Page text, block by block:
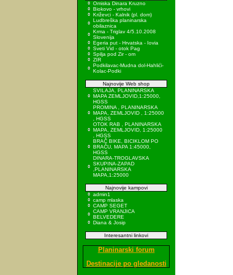
Omiska Dinara Kruzno
Biokovo - vrhovi
Križevci - Kalnik (pl. dom)
Ludbreška planinarska
obilaznica
Krma - Triglav 4/5.10.2008
Slovenija
Egeria put - Hrvatska - Iovia
Sveti Vid - otok Pag
Spilja pod Zir - om
ZIR
Podkilavac-Mudna dol-Hahlići-
Kolac-Podki
Najnovije Web shop
SVILAJA, PLANINARSKA
MAPA ZEMLJOVID,1:25000,
HGSS
PROMINA , PLANINARSKA
MAPA, ZEMLJOVID , 1:25000
, HGSS
OTOK RAB , PLANINARSKA
MAPA, ZEMLJOVID, 1:25000
, HGSS
BRAČ BIKE, BICIKLOM PO
BRAČU, MAPA 1:45000,
HGSS
DINARA-TROGLAVSKA
SKUPINA-ZAPAD
,PLANINARSKA
MAPA,1:25000
Najnovije kampovi
admin1
camp mlaska
CAMP SEGET
CAMP VRANJICA
BELVEDERE
Diana & Josip
Interesantni linkovi
Planinarski forum
Destinacije po gledanosti